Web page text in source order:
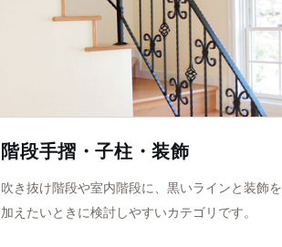
階段手摺・子柱・装飾
吹き抜け階段や室内階段に、黒いラインと装飾を
加えたいときに検討しやすいカテゴリです。